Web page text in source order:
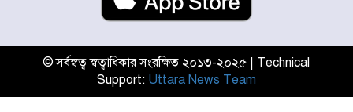
জুলাই গণঅভ্যুত্থানে উত্তরায় সর্বকনিষ্ঠ
লেখা ইতিহাস
রাজধানীতে আজ বৃষ্টির সম্ভাবনা, যা
© সর্বস্বত্ব স্বত্বাধিকার সংরক্ষিত ২০১৩-২০২৫ | Technical
Support: Uttara News Team